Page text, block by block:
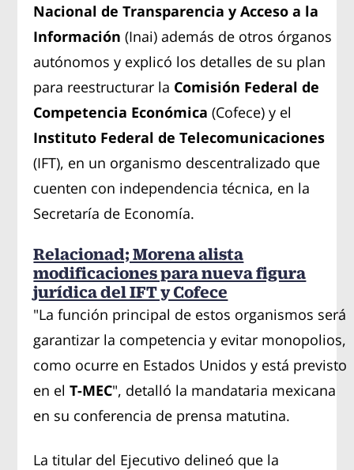
Nacional de Transparencia y Acceso a la
Información(Inai) además de otros órganos
autónomos y explicó los detalles de su plan
para reestructurar la Comisión Federal de
Competencia Económica(Cofece) y el
Instituto Federal de Telecomunicaciones
(IFT), en un organismo descentralizado que
cuenten con independencia técnica, en la
Secretaría de Economía.
Relacionad; Morena alista
modificaciones para nueva figura
jurídica del IFT y Cofece
"La función principal de estos organismos será
garantizar la competencia y evitar monopolios,
como ocurre en Estados Unidos y está previsto
en el T-MEC", detalló la mandataria mexicana
en su conferencia de prensa matutina.
La titular del Ejecutivo delineó que la